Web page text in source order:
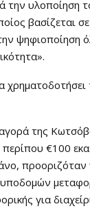
την υλοποίηση
βασίζεται
ψηφιοποίηση
χρηματοδοτήσει
της
περίπου €100
προοριζόταν
για